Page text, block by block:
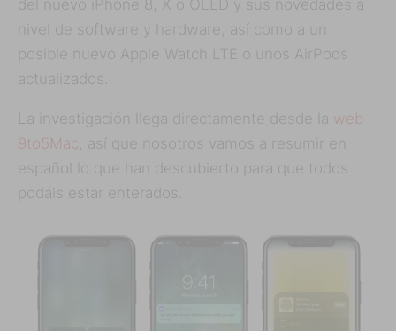
del nuevo iPhone 8, X o OLED y sus novedades a
nivel de software y hardware, así como a un
posible nuevo Apple Watch LTE o unos AirPods
actualizados.
La investigación llega directamente desde la web
9to5Mac, así que nosotros vamos a resumir en
español lo que han descubierto para que todos
podáis estar enterados.